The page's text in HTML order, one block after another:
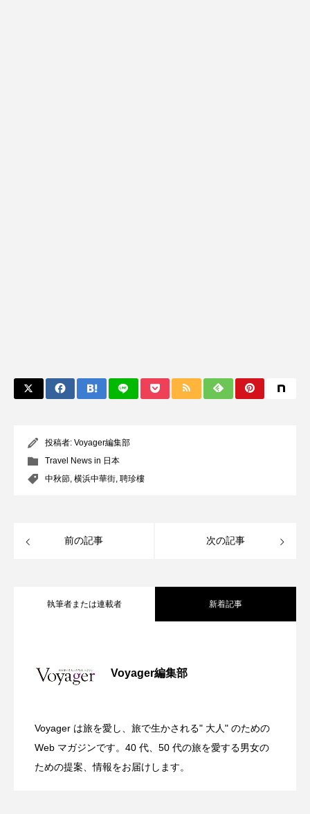
投稿者: Voyager編集部
Travel News in 日本
中秋節 横浜中華街 聘珍樓
前の記事 次の記事
執筆者または連載者 新着記事
Voyager編集部
Voyager は旅を愛し、旅で生かされる" 大人" のための
Web マガジンです。40 代、50 代の旅を愛する男女の
ための提案、情報をお届けします。
Resort 東京ベイ舞浜
今年の夏はラグジュアリーなBBQ体験
2026.07.26 渋谷の真ん中に誕生！築50年のヴィンテ